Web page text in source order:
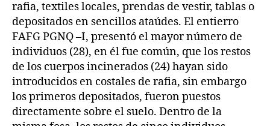
rafia, textiles locales, prendas de vestir, tablas o
depositados en sencillos ataúdes. El entierro
FAFG PGNQ –I, presentó el mayor número de
individuos (28), en él fue común, que los restos
de los cuerpos incinerados (24) hayan sido
introducidos en costales de rafia, sin embargo
los primeros depositados, fueron puestos
directamente sobre el suelo. Dentro de la